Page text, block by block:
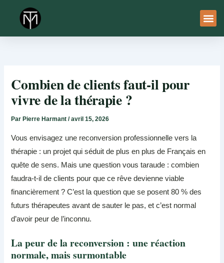
contenu
Combien de clients faut-il pour
vivre de la thérapie ?
Par Pierre Harmant/avril 15, 2026
Vous envisagez une reconversion professionnelle vers la
thérapie : un projet qui séduit de plus en plus de Français en
quête de sens. Mais une question vous taraude : combien
faudra-t-il de clients pour que ce rêve devienne viable
financièrement ? C’est la question que se posent 80 % des
futurs thérapeutes avant de sauter le pas, et c’est normal
d’avoir peur de l’inconnu.
La peur de la reconversion : une réaction
normale, mais surmontable